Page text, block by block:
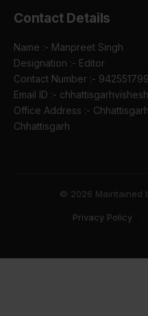
Contact Details
Name :- Manpreet Singh
Designation :- Editor
Contact Number :-
Email ID :-
Office Address :-
Chhattisgarh
© 2026 Maintained
Privacy Policy